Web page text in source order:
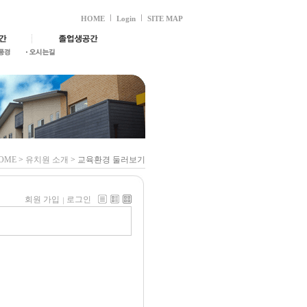
HOME Login SITE MAP
> 유치원 소개 > 교육환경 둘러보기
회원 가입 로그인